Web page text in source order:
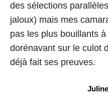
des sélections
jaloux) mais mes
pas les plus bouillants
dorénavant sur le culot
déjà fait ses preuves.